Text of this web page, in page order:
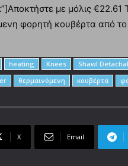
με μόλις €22.61
φορητή κουβέρτα από
heating Knees Shawl
θερμαινόμενη κουβέρτα
X Email